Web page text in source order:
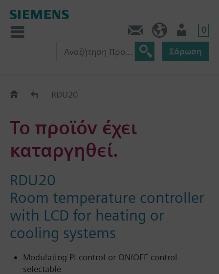
0
Σάρωση
Old2NewRDU20
Το προϊόν έχει
καταργηθεί.
RDU20
Room temperature controller
with LCD for heating or
cooling systems
Modulating PI control or ON/OFF control
selectable